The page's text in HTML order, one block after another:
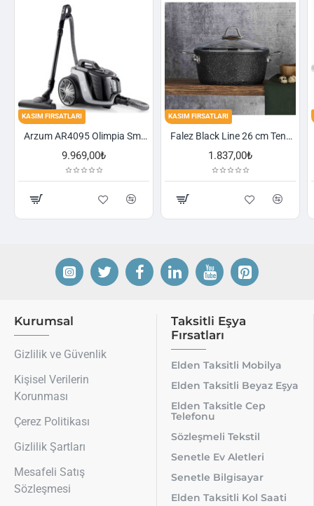
FIRSATLARI
Arzum AR4095 Olimpia Smart Cyclone Filtreli Süpürge - Füme
9.969,00₺
KASIM FIRSATLARI
Falez Black Line 26 cm Tencere
1.837,00₺
KASIM
Kurumsal
Gizlilik ve Güvenlik
Kişisel Verilerin
Korunması
Çerez Politikası
Gizlilik Şartları
Mesafeli Satış
Sözleşmesi
Taksitli Eşya
Fırsatları
Elden Taksitli Mobilya
Elden Taksitli Beyaz Eşya
Elden Taksitle Cep
Telefonu
Sözleşmeli Tekstil
Senetle Ev Aletleri
Senetle Bilgisayar
Elden Taksitli Kol Saati